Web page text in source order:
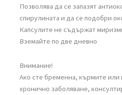
Позволява да се запазят
спирулината и да се подобри
Капсулите не съдържат
Вземайте по две дневно
Внимание!
Ако сте бременна, кърмите или
хронично заболяване,